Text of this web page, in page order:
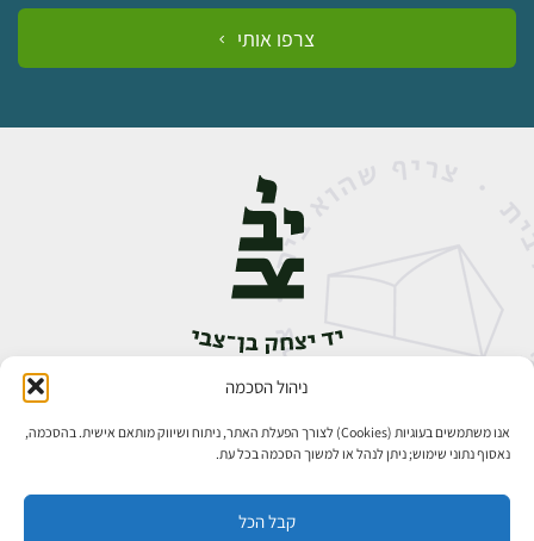
ניהול הסכמה
אנו משתמשים בעוגיות (Cookies) לצורך הפעלת האתר, ניתוח ושיווק מותאם אישית. בהסכמה,
נאסוף נתוני שימוש; ניתן לנהל או למשוך הסכמה בכל עת.
קבל הכל
צרפו אותי
אבן גבירול 14, רחביה, ירושלים